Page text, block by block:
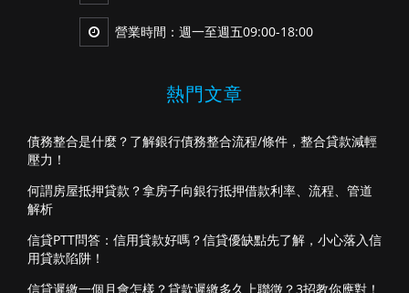
營業時間：週一至週五09:00-18:00
熱門文章
債務整合是什麼？了解銀行債務整合流程/條件，整合貸款減輕
壓力！
何謂房屋抵押貸款？拿房子向銀行抵押借款利率、流程、管道
解析
信貸PTT問答：信用貸款好嗎？信貸優缺點先了解，小心落入信
用貸款陷阱！
信貸遲繳一個月會怎樣？貸款遲繳多久上聯徵？3招教你應對！